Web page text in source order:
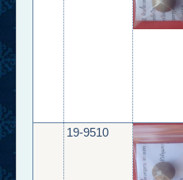
19-9510